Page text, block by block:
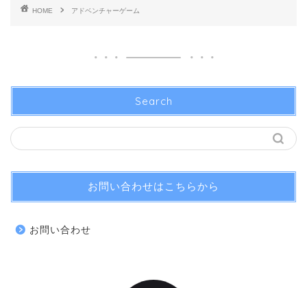
HOME アドベンチャーゲーム
Search
お問い合わせはこちらから
お問い合わせ